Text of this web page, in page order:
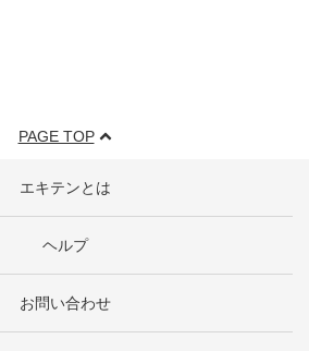
PAGE TOP
エキテンとは
ヘルプ
お問い合わせ